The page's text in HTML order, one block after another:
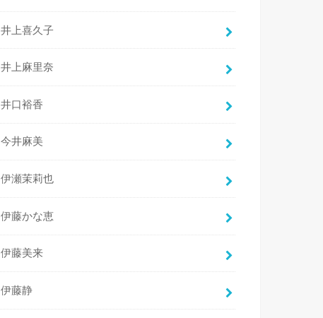
井上喜久子
井上麻里奈
井口裕香
今井麻美
伊瀬茉莉也
伊藤かな恵
伊藤美来
伊藤静